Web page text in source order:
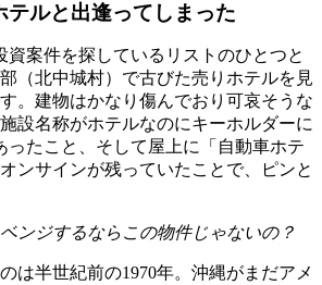
テルと出逢ってしまった
資案件を探しているリストのひとつと
（北中城村）で古びた売りホテルを見
。建物はかなり傷んでおり可哀そうな
設名称がホテルなのにキーホルダーに
ったこと、そして屋上に「自動車ホテ
ンサインが残っていたことで、ピンと
ンジするならこの物件じゃないの？
は半世紀前の1970年。沖縄がまだアメ